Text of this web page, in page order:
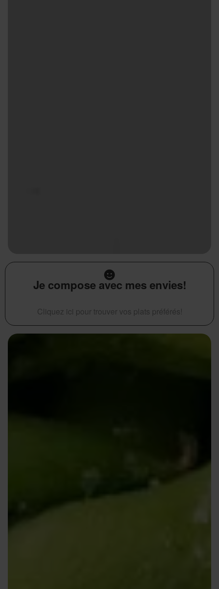
Je compose avec mes envies!
Cliquez ici pour trouver vos plats préférés!